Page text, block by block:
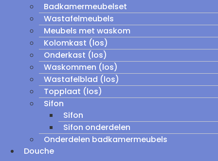
Badkamermeubelset
Wastafelmeubels
Meubels met waskom
Kolomkast (los)
Onderkast (los)
Waskommen (los)
Wastafelblad (los)
Topplaat (los)
Sifon
Sifon
Sifon onderdelen
Onderdelen badkamermeubels
Douche